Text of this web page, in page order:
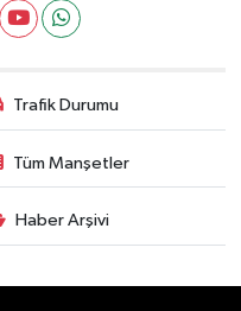
Trafik Durumu
Tüm Manşetler
Haber Arşivi